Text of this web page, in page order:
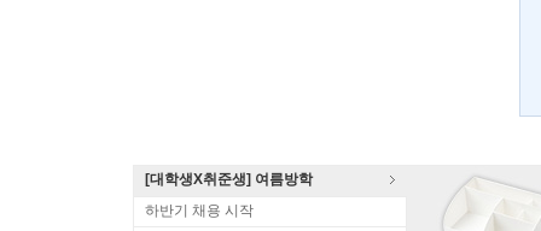
[대학생X취준생] 여름방학
하반기 채용 시작